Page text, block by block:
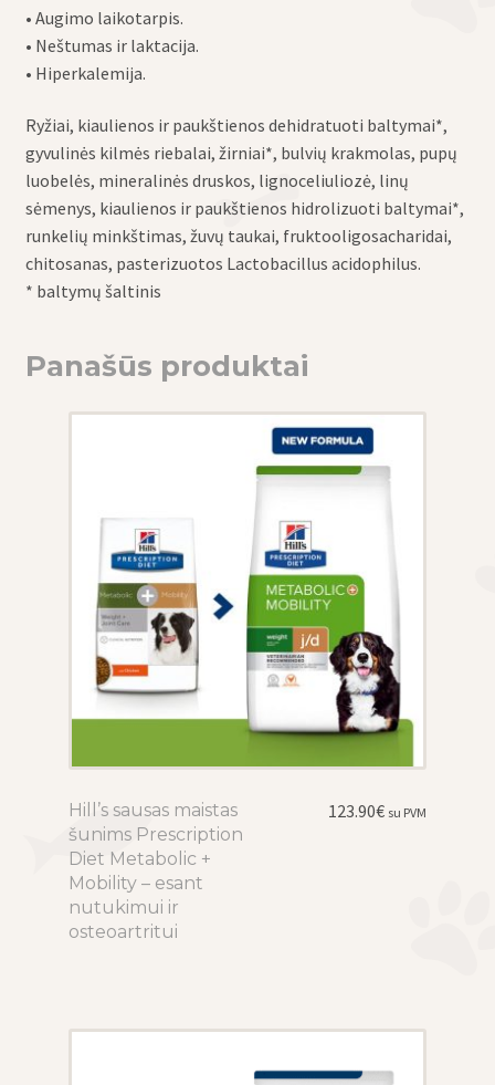
• Augimo laikotarpis.
• Neštumas ir laktacija.
• Hiperkalemija.
Ryžiai, kiaulienos ir paukštienos dehidratuoti baltymai*,
gyvulinės kilmės riebalai, žirniai*, bulvių krakmolas, pupų
luobelės, mineralinės druskos, lignoceliuliozė, linų
sėmenys, kiaulienos ir paukštienos hidrolizuoti baltymai*,
runkelių minkštimas, žuvų taukai, fruktooligosacharidai,
chitosanas, pasterizuotos Lactobacillus acidophilus.
* baltymų šaltinis
Panašūs produktai
be
Hill’s sausas maistas
šunims Prescription
Diet Metabolic +
Mobility – esant
nutukimui ir
osteoartritui
123.90€ su PVM